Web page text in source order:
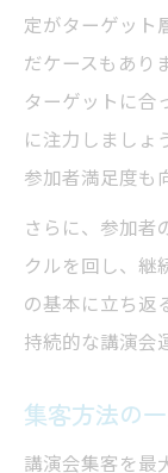
定がターゲット
だケースもあり
ターゲットに合
に注力しましょ
参加者満足度も
さらに、参加者
クルを回し、継
の基本に立ち返
持続的な講演会
集客方法の
講演会集客を最